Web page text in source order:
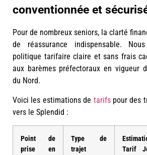
conventionnée et
Pour de nombreux seniors, la clarté
de réassurance indispensable.
politique tarifaire claire et sans frais
aux barèmes préfectoraux en vigueur
du Nord.
Voici les estimations de tarifspour des
vers le Splendid :
Point de
prise en
Type de
trajet
Tarif